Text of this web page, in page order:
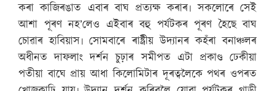
কৰা কাজিৰঙাত এবাৰ বাঘ প্ৰত্যক্ষ কৰাৰ৷ সকলোৰে সেই
আশা পূৰণ নহ’লেও এইবাৰ বহু পৰ্যটকৰ পূৰণ হৈছে বাঘ
চোৱাৰ হাবিয়াস৷ সোমবাৰে ৰাষ্ট্ৰীয় উদ্যানৰ কহঁৰা বনাঞ্চলৰ
অধীনত দাফলাং দৰ্শন চুঢ়াৰ সমীপত এটা প্ৰকাণ্ড ঢেকীয়া
পতীয়া বাঘে প্ৰায় আধা কিলোমিটাৰ দূৰত্বলৈকে পথৰ ওপৰত